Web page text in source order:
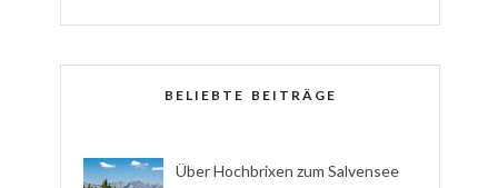
BELIEBTE BEITRÄGE
Über Hochbrixen zum Salvensee